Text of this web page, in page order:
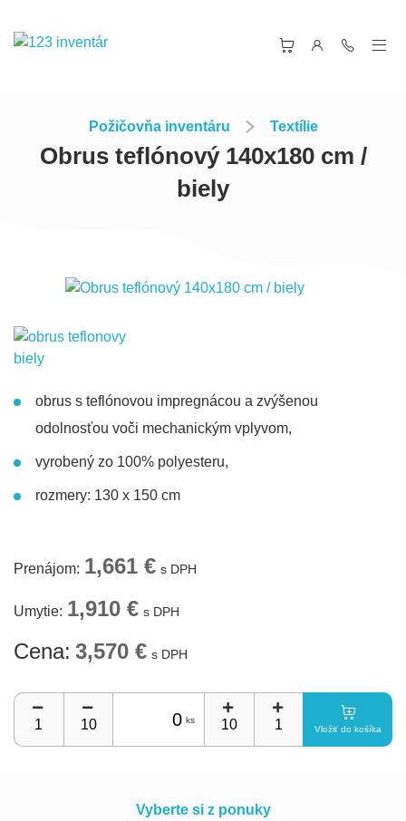
Požičovňa inventáru Textílie
Obrus teflónový 140x180 cm /
biely
obrus s teflónovou impregnácou a zvýšenou
odolnosťou voči mechanickým vplyvom,
vyrobený zo 100% polyesteru,
rozmery: 130 x 150 cm
Prenájom: 1,661 € s DPH
Umytie: 1,910 € s DPH
Cena: 3,570 € s DPH
Vložiť do košíka
Vyberte si z ponuky